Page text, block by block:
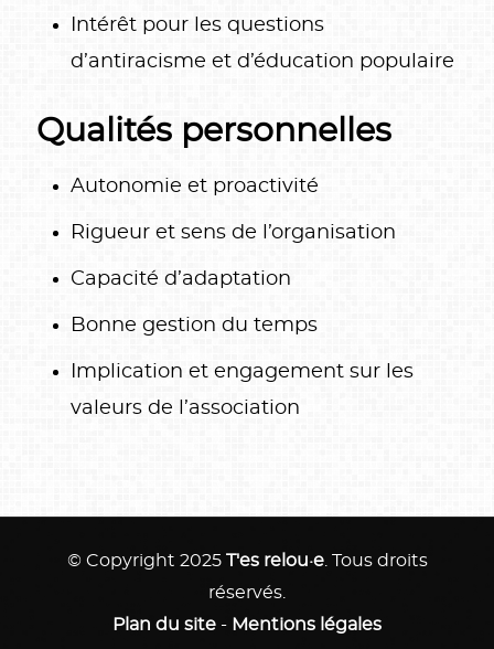
Intérêt pour les questions
d’antiracisme et d’éducation populaire
Qualités personnelles
Autonomie et proactivité
Rigueur et sens de l’organisation
Capacité d’adaptation
Bonne gestion du temps
Implication et engagement sur les
valeurs de l’association
© Copyright 2025 T'es relou·e. Tous droits
réservés.
Plan du site - Mentions légales